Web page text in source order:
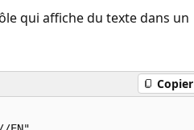
qui affiche du texte dans un
Copier